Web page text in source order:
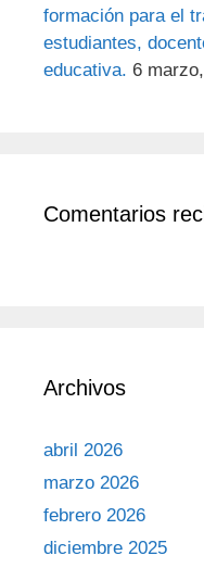
formación para el
estudiantes,
educativa. 6
Comentarios
Archivos
abril 2026
marzo 2026
febrero 2026
diciembre 2025